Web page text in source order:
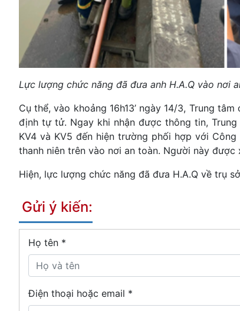
Lực lượng chức năng đã đưa anh H.A.Q vào nơi
Cụ thể, vào khoảng 16h13’ ngày 14/3, Trung
định tự tử. Ngay khi nhận được thông tin,
KV4 và KV5 đến hiện trường phối hợp với
thanh niên trên vào nơi an toàn. Người này được
Hiện, lực lượng chức năng đã đưa H.A.Q về trụ
Gửi ý kiến:
Họ tên *
Điện thoại hoặc email *